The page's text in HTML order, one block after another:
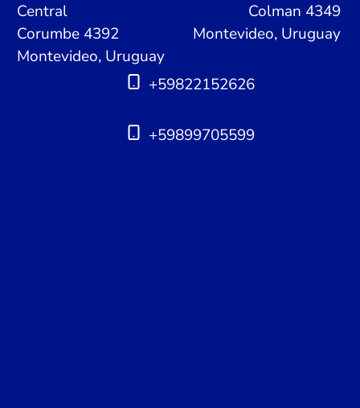
Central
Corumbe 4392
Montevideo, Uruguay
Colman 4349
Montevideo, Uruguay
+59822152626
+59899705599